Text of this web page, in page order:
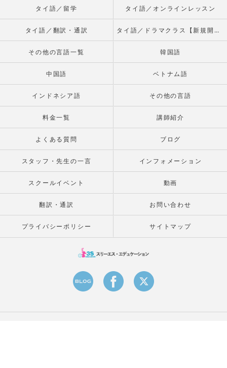
タイ語／留学 タイ語／オンラインレッスン
タイ語／翻訳・通訳 タイ語／ドラマクラス【新規開校】
その他の言語一覧 韓国語
中国語 ベトナム語
インドネシア語 その他の言語
料金一覧 講師紹介
よくある質問 ブログ
スタッフ・先生の一言 インフォメーション
スクールイベント 動画
翻訳・通訳 お問い合わせ
プライバシーポリシー サイトマップ